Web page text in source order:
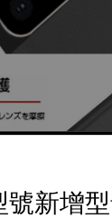
號新增